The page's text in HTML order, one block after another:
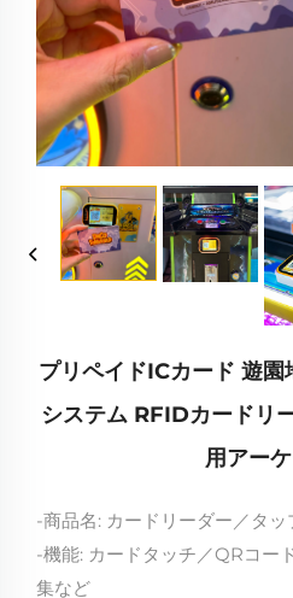
プリペイドICカード 遊
システム RFIDカードリ
用アー
-商品名: カードリーダー／タッ
-機能: カードタッチ／QRコー
集など